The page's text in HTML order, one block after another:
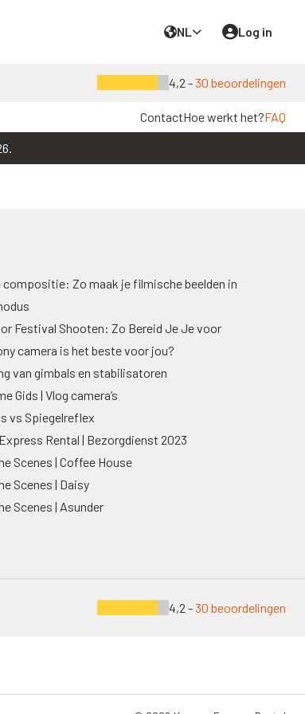
NL Log in
4,2 -30 beoordelingen
ContactHoe werkt het?FAQ
compositie: Zo maak je filmische beelden in
Festival Shooten: Zo Bereid Je Je voor
camera is het beste voor jou?
van gimbals en stabilisatoren
Gids | Vlog camera’s
vs Spiegelreflex
Rental | Bezorgdienst 2023
Scenes | Coffee House
Scenes | Daisy
Scenes | Asunder
4,2 -30 beoordelingen